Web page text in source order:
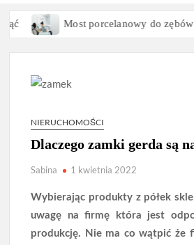
Most porcelanowy do zębów:
NIERUCHOMOŚCI
Dlaczego zamki gerda są
Sabina 1 kwietnia 2022
Wybierając produkty z półek
uwagę na firmę która jest
produkcję. Nie ma co wątpić że